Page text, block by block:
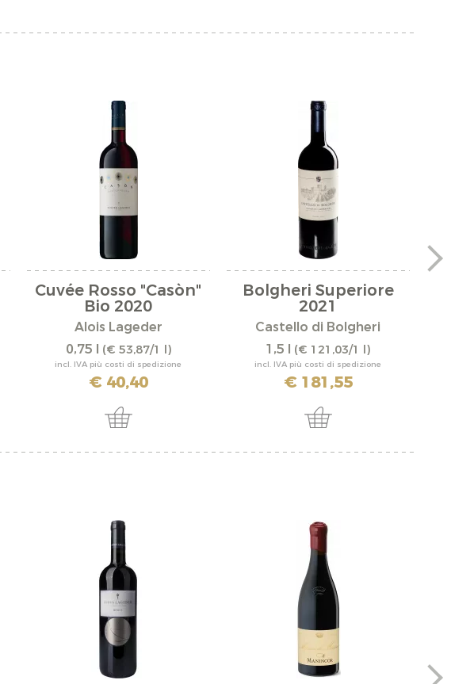
Cuvée Rosso "Casòn"
Bio 2020
Alois Lageder
0,75 l (€ 53,87/1 l)
incl. IVA più costi di spedizione
€ 40,40
Bolgheri Superiore
2021
Castello di Bolgheri
1,5 l (€ 121,03/1 l)
incl. IVA più costi di spedizione
€ 181,55